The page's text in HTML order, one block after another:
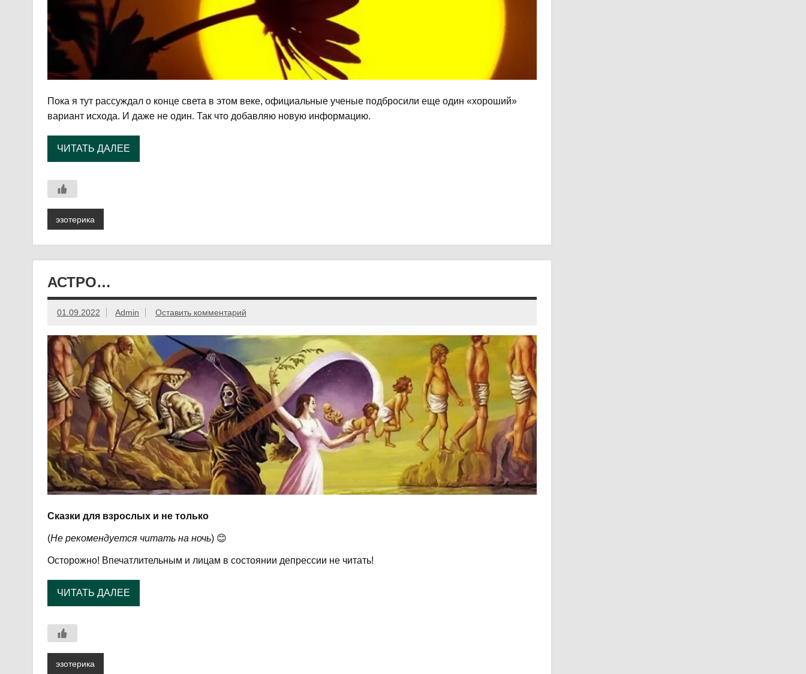
Пока я тут рассуждал о конце света в этом веке, официальные ученые подбросили еще один «хороший»
вариант исхода. И даже не один. Так что добавляю новую информацию.
ЧИТАТЬ ДАЛЕЕ
эзотерика
АСТРО…
01.09.2022 Admin Оставить комментарий
Сказки для взрослых и не только
(Не рекомендуется читать на ночь) 😊
Осторожно! Впечатлительным и лицам в состоянии депрессии не читать!
ЧИТАТЬ ДАЛЕЕ
эзотерика